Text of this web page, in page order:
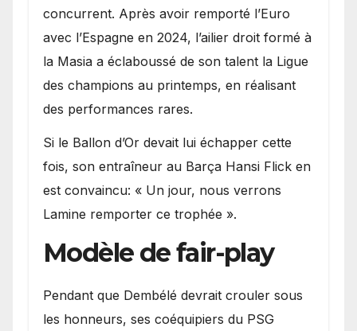
concurrent. Après avoir remporté l’Euro
avec l’Espagne en 2024, l’ailier droit formé à
la Masia a éclaboussé de son talent la Ligue
des champions au printemps, en réalisant
des performances rares.
Si le Ballon d’Or devait lui échapper cette
fois, son entraîneur au Barça Hansi Flick en
est convaincu: « Un jour, nous verrons
Lamine remporter ce trophée ».
Modèle de fair-play
Pendant que Dembélé devrait crouler sous
les honneurs, ses coéquipiers du PSG